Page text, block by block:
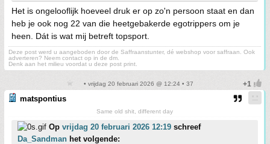
Het is ongelooflijk hoeveel druk er op zo'n persoon staat en dan
heb je ook nog 22 van die heetgebakerde egotrippers om je
heen. Dát is wat mij betreft topsport.
Deze post werd u aangeboden door de Saffraanstunter, dé webshop voor saffraan. Ook
adverteren? Neem contact op in de dm.
Denk aan het milieu voordat u deze post print.
• vrijdag 20 februari 2026 @ 12:24 • 37
matspontius
Same old shit, different day
Op vrijdag 20 februari 2026 12:19 schreef
Da_Sandman het volgende: